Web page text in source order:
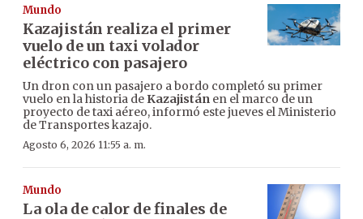
Mundo
Kazajistán realiza el primer
vuelo de un taxi volador
eléctrico con pasajero
Un dron con un pasajero a bordo completó su primer
vuelo en la historia de Kazajistán en el marco de un
proyecto de taxi aéreo, informó este jueves el Ministerio
de Transportes kazajo.
Agosto 6, 2026 11:55 a. m.
Mundo
La ola de calor de finales de